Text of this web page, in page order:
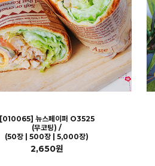
[010065] 뉴스페이퍼 O3525
(무코팅) /
(50장 | 500장 | 5,000장)
2,650원